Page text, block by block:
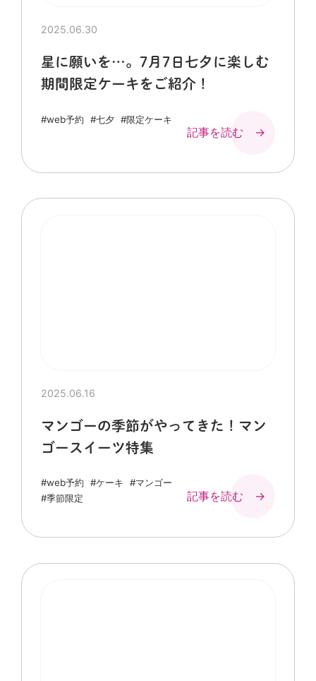
2025.06.30
星に願いを…。7月7日七夕に楽しむ
期間限定ケーキをご紹介！
#web予約 #七夕 #限定ケーキ
記事を読む →
2025.06.16
マンゴーの季節がやってきた！マン
ゴースイーツ特集
#web予約 #ケーキ
#マンゴー
#季節限定
記事を読む →